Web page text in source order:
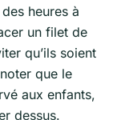
heures à
un filet de
qu’ils soient
que le
aux enfants,
dessus.